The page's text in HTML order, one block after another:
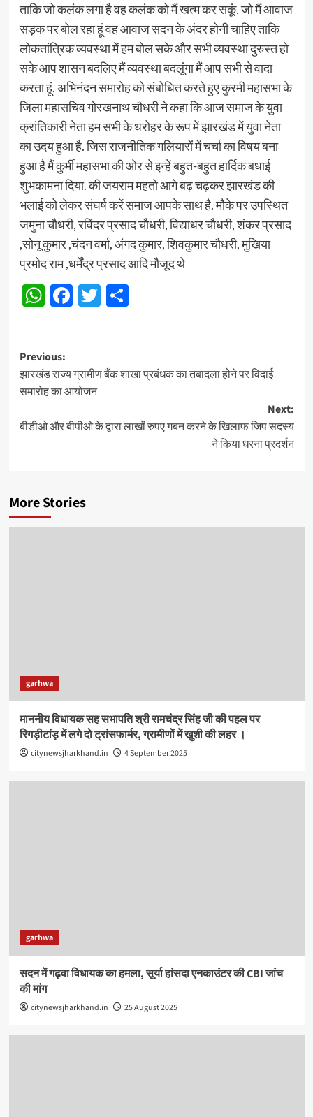
ताकि जो कलंक लगा है वह कलंक को मैं खत्म कर सकूं. जो मैं आवाज
सड़क पर बोल रहा हूं वह आवाज सदन के अंदर होनी चाहिए ताकि
लोकतांत्रिक व्यवस्था में हम बोल सके और सभी व्यवस्था दुरुस्त हो
सके आप शासन बदलिए मैं व्यवस्था बदलूंगा मैं आप सभी से वादा
करता हूं. अभिनंदन समारोह को संबोधित करते हुए कुरमी महासभा के
जिला महासचिव गोरखनाथ चौधरी ने कहा कि आज समाज के युवा
क्रांतिकारी नेता हम सभी के धरोहर के रूप में झारखंड में युवा नेता
का उदय हुआ है. जिस राजनीतिक गलियारों में चर्चा का विषय बना
हुआ है मैं कुर्मी महासभा की ओर से इन्हें बहुत-बहुत हार्दिक बधाई
शुभकामना दिया. की जयराम महतो आगे बढ़ चढ़कर झारखंड की
भलाई को लेकर संघर्ष करें समाज आपके साथ है. मौके पर उपस्थित
जमुना चौधरी, रविंदर प्रसाद चौधरी, विद्याधर चौधरी, शंकर प्रसाद
,सोनू कुमार ,चंदन वर्मा, अंगद कुमार, शिवकुमार चौधरी, मुखिया
प्रमोद राम ,धर्मेंद्र प्रसाद आदि मौजूद थे
WhatsApp
Facebook
Twitter
Share
Post
navigation
Previous:
झारखंड राज्य ग्रामीण बैंक शाखा प्रबंधक का तबादला होने पर विदाई
समारोह का आयोजन
Next:
बीडीओ और बीपीओ के द्वारा लाखों रुपए गबन करने के खिलाफ जिप सदस्य
ने किया धरना प्रदर्शन
More Stories
garhwa
माननीय विधायक सह सभापति श्री रामचंद्र सिंह जी की पहल पर
रिगड़ीटांड़ में लगे दो ट्रांसफार्मर, ग्रामीणों में खुशी की लहर ।
citynewsjharkhand.in 4 September 2025
garhwa
सदन में गढ़वा विधायक का हमला, सूर्या हांसदा एनकाउंटर की CBI जांच
की मांग
citynewsjharkhand.in 25 August 2025